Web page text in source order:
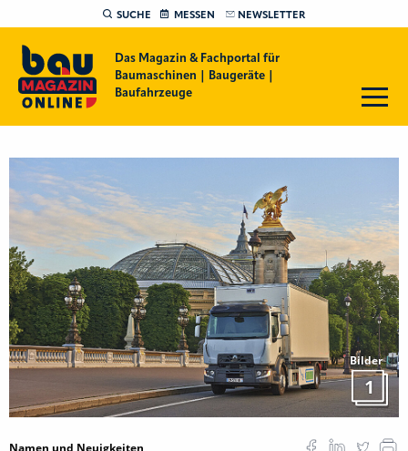
SUCHE MESSEN NEWSLETTER
Das Magazin & Fachportal für
Baumaschinen | Baugeräte |
Baufahrzeuge
Bilder
1
Namen und Neuigkeiten